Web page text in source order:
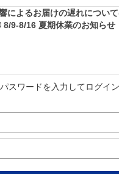
によるお届けの遅れについ
8/9-8/16 夏期休業のお知らせ
スワードを入力してログイ